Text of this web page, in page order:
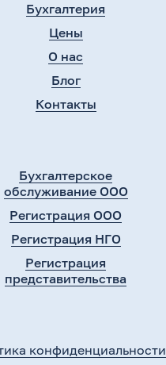
Бухгалтерия
Цены
О нас
Блог
Контакты
Бухгалтерское
обслуживание ООО
Регистрация ООО
Регистрация НГО
Регистрация
представительства
конфиденциальности